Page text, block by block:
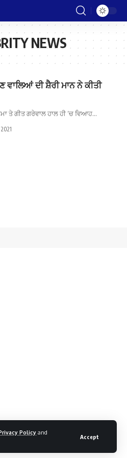
Policy and
Accept
NEWS
ਦੀ ਸ਼ੈਰੀ ਮਾਨ ਨੇ ਕੀਤੀ
ਤੇ ਗੀਤ ਗਰੇਵਾਲ ਹਾਲ ਹੀ ‘ਚ ਵਿਆਹ…